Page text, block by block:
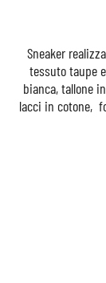
Sneaker
tessuto taupe
bianca, tallone
lacci in cotone,